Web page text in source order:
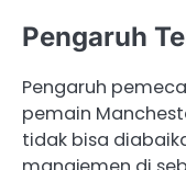
Pengaruh
Pengaruh
pemain
tidak bisa